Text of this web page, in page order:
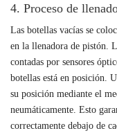
4. Proceso de
Las botellas vacías se
en la llenadora de pistón.
contadas por sensores
botellas está en posición.
su posición mediante el
neumáticamente. Esto
correctamente debajo de